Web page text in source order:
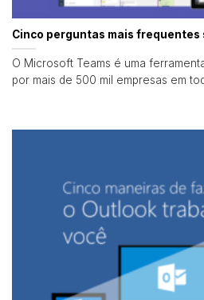
Cinco perguntas mais frequentes
O Microsoft Teams é uma
por mais de 500 mil empresas em